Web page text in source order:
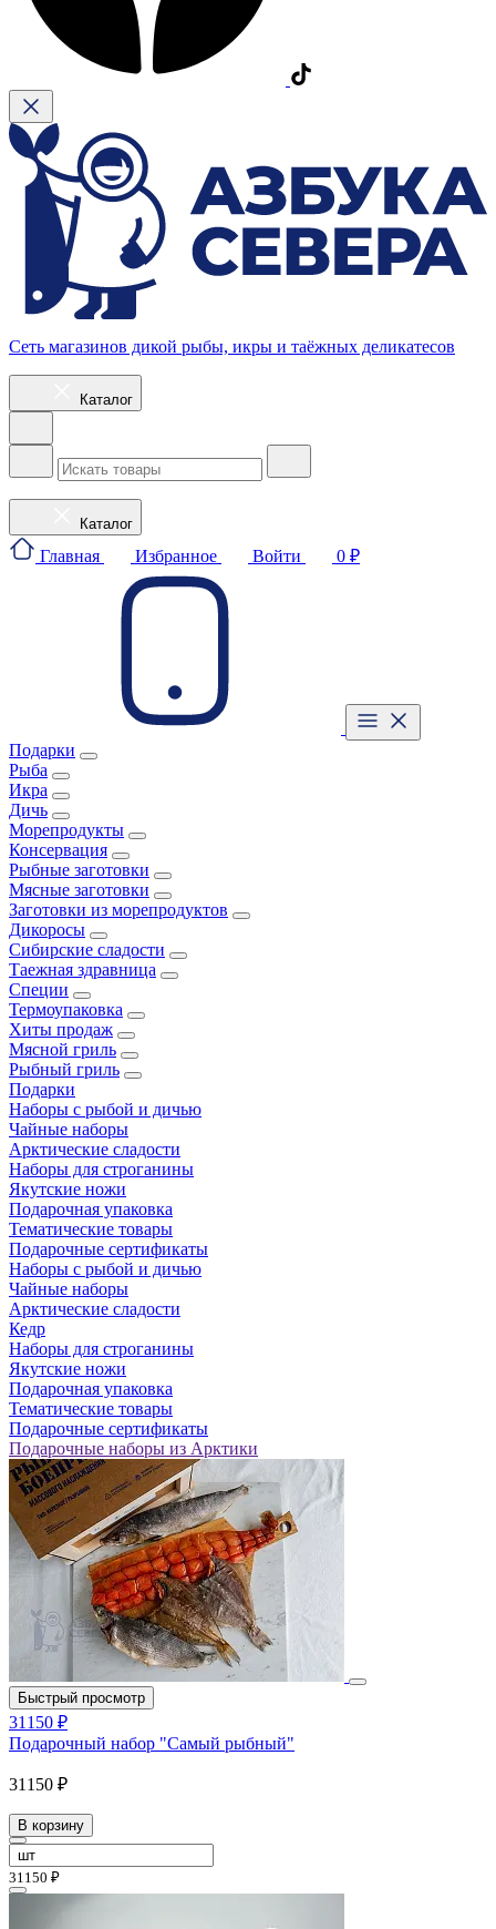
Сеть магазинов дикой рыбы, икры и таёжных деликатесов
Каталог
Каталог
Главная Избранное Войти 0 ₽
Подарки
Рыба
Икра
Дичь
Морепродукты
Консервация
Рыбные заготовки
Мясные заготовки
Заготовки из морепродуктов
Дикоросы
Сибирские сладости
Таежная здравница
Специи
Термоупаковка
Хиты продаж
Мясной гриль
Рыбный гриль
Подарки
Наборы с рыбой и дичью
Чайные наборы
Арктические сладости
Наборы для строганины
Якутские ножи
Подарочная упаковка
Тематические товары
Подарочные сертификаты
Наборы с рыбой и дичью
Чайные наборы
Арктические сладости
Кедр
Наборы для строганины
Якутские ножи
Подарочная упаковка
Тематические товары
Подарочные сертификаты
Подарочные наборы из Арктики
Быстрый просмотр
31150 ₽
Подарочный набор "Самый рыбный"
31150 ₽
В корзину
31150 ₽